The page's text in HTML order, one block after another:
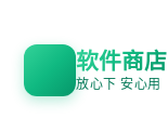
软件商店
放心下 安心用